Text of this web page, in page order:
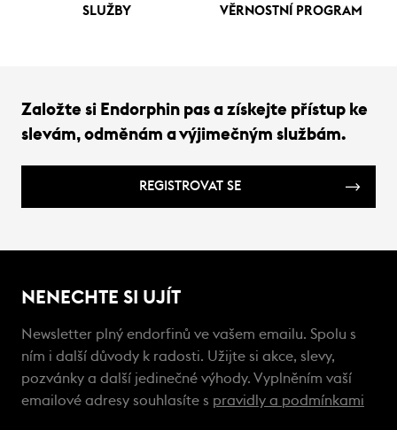
SLUŽBY VĚRNOSTNÍ PROGRAM
Založte si Endorphin pas a získejte přístup ke
slevám, odměnám a výjimečným službám.
REGISTROVAT SE
NENECHTE SI UJÍT
Newsletter plný endorfinů ve vašem emailu. Spolu s
ním i další důvody k radosti. Užijte si akce, slevy,
pozvánky a další jedinečné výhody. Vyplněním vaší
emailové adresy souhlasíte s pravidly a podmínkami